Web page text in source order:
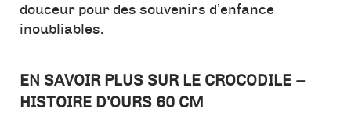
douceur pour des souvenirs d’enfance
inoubliables.
EN SAVOIR PLUS SUR LE CROCODILE –
HISTOIRE D’OURS 60 CM